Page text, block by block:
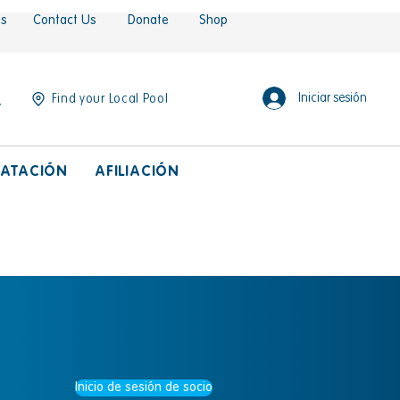
Contact Us Donate Shop
Find your Local Pool Iniciar sesión
AFILIACIÓN
Inicio de sesión de socio